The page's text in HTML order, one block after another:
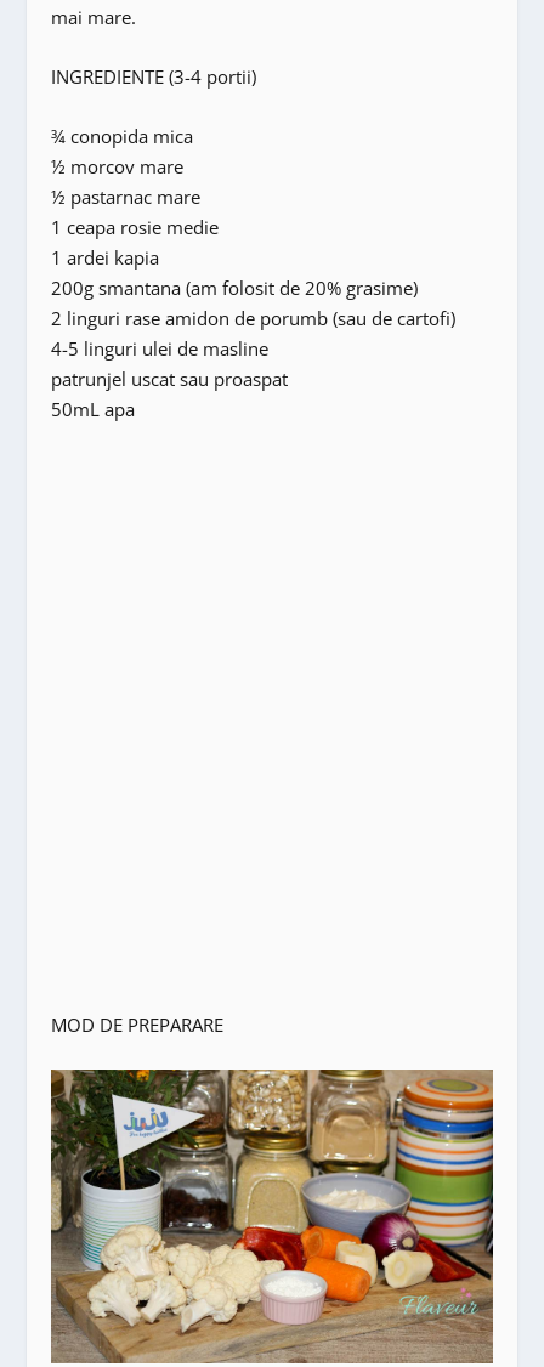
mai mare.
INGREDIENTE (3-4 portii)
¾ conopida mica
½ morcov mare
½ pastarnac mare
1 ceapa rosie medie
1 ardei kapia
200g smantana (am folosit de 20% grasime)
2 linguri rase amidon de porumb (sau de cartofi)
4-5 linguri ulei de masline
patrunjel uscat sau proaspat
50mL apa
MOD DE PREPARARE